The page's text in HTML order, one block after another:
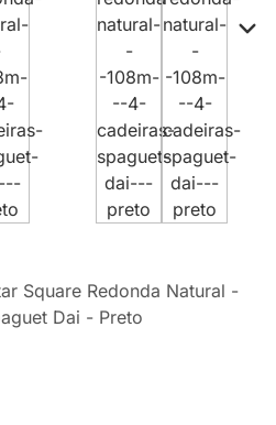
Square Redonda Natural -
Dai - Preto